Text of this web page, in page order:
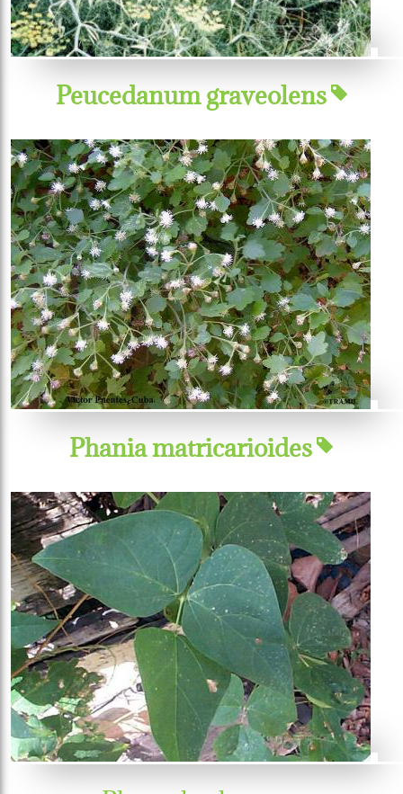
Peucedanum graveolens
Phania matricarioides